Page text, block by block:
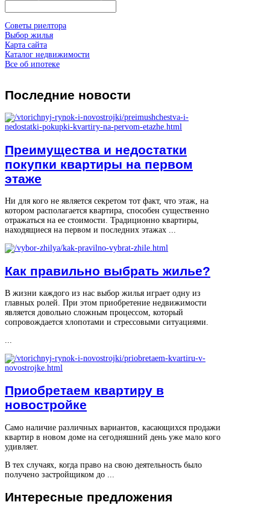
Советы риелтора
Выбор жилья
Карта сайта
Каталог недвижимости
Все об ипотеке
Последние новости
Преимущества и недостатки
покупки квартиры на первом
этаже
Ни для кого не является секретом тот факт, что этаж, на
котором располагается квартира, способен существенно
отражаться на ее стоимости. Традиционно квартиры,
находящиеся на первом и последних этажах ...
Как правильно выбрать жилье?
В жизни каждого из нас выбор жилья играет одну из
главных ролей. При этом приобретение недвижимости
является довольно сложным процессом, который
сопровождается хлопотами и стрессовыми ситуациями.
...
Приобретаем квартиру в
новостройке
Само наличие различных вариантов, касающихся продажи
квартир в новом доме на сегодняшний день уже мало кого
удивляет.
В тех случаях, когда право на свою деятельность было
получено застройщиком до ...
Интересные предложения